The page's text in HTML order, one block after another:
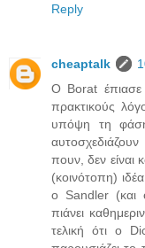
Reply
cheaptalk
Ο Borat έπιασε
πρακτικούς
υπόψη τη
πουν, δεν είναι
(κοινότοπη)
ο Sandler (και
πιάνει
τελική ότι ο